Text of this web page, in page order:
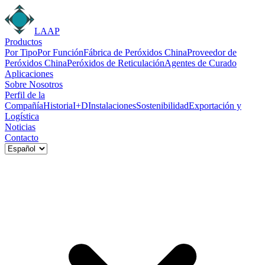
LAAP
Productos
Por TipoPor FunciónFábrica de Peróxidos ChinaProveedor de
Peróxidos ChinaPeróxidos de ReticulaciónAgentes de Curado
Aplicaciones
Sobre Nosotros
Perfil de la
CompañíaHistoriaI+DInstalacionesSostenibilidadExportación y
Logística
Noticias
Contacto